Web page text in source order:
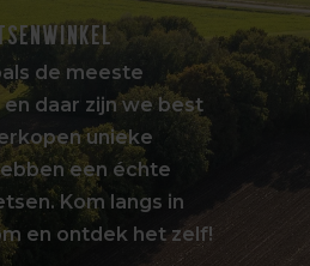
de meeste
daar zijn we best
unieke
een échte
Kom langs in
en ontdek het zelf!